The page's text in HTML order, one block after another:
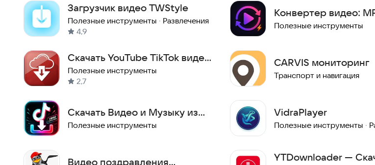
Загрузчик видео TWStyle
Полезные инструменты · Развлечения
4,9
Конвертер видео:
MKV
Полезные инструменты
Скачать YouTube TikTok видео
и аудио
Полезные инструменты
2,7
CARVIS мониторинг
Транспорт и навигация
Скачать Видео и Музыку из
TikTok (Тик Ток)
Полезные инструменты
VidraPlayer
Полезные инструменты ·
Видео поздравления
YTDownloader —